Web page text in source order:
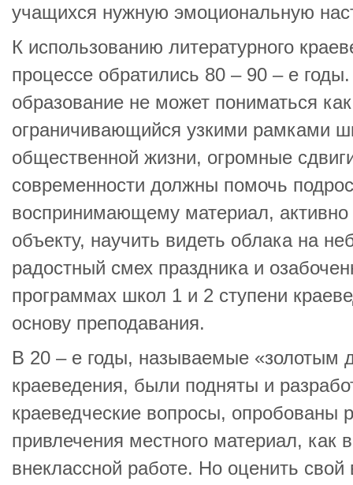
учащихся нужную эмоциональную
К использованию литературного
процессе обратились 80 – 90 – е
образование не может пониматься
ограничивающийся узкими рамками
общественной жизни, огромные
современности должны помочь
воспринимающему материал, активно
объекту, научить видеть облака на
радостный смех праздника и
программах школ 1 и 2 ступени
основу преподавания.
В 20 – е годы, называемые «золотым
краеведения, были подняты и
краеведческие вопросы,
привлечения местного материал, как
внеклассной работе. Но оценить